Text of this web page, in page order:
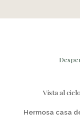
Vista al
Hermosa casa